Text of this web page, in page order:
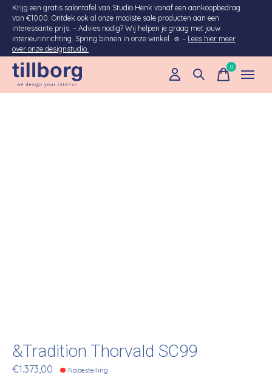
Krijg een gratis salontafel van Studio Henk vanaf een aankoopbedrag
van €1000. Ontdek ook al onze mooiste sale producten aan een
interessante prijs. – Advies nodig? Wij helpen je graag met jouw
interieurinrichting. Spring binnen in onze winkel. ☺ – Lees hier meer
over onze designstudio.
0items
&Tradition Thorvald SC99
€1.373,00 Nabestelling